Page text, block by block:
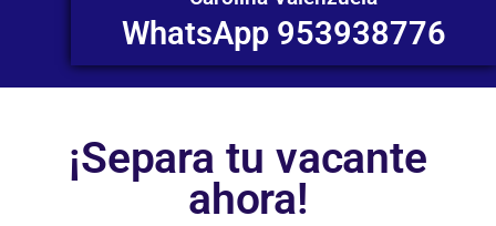
WhatsApp 953938776
¡Separa tu vacante
ahora!